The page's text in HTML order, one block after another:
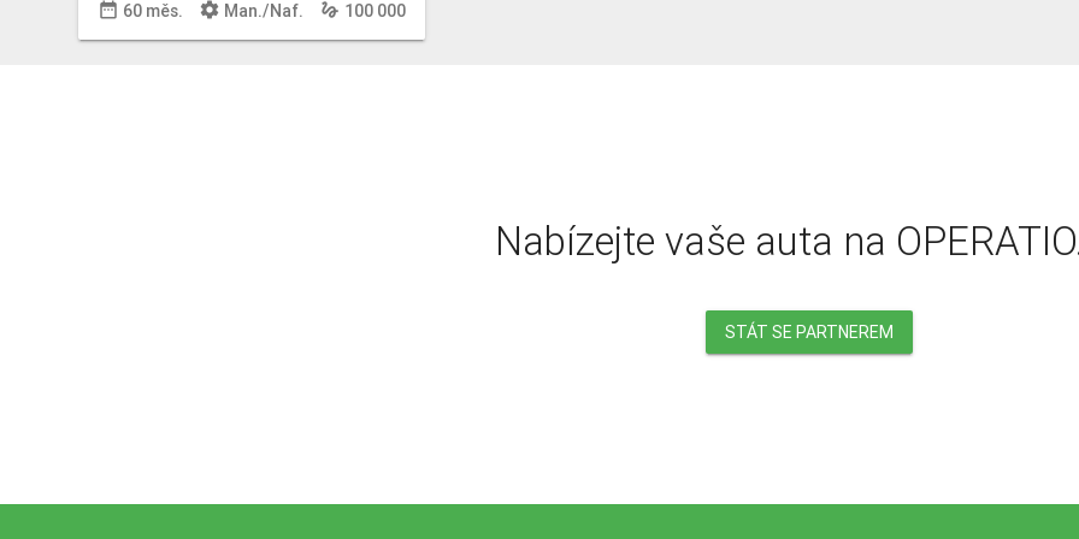
date_range 60 měs. settings Man./Naf. gesture 100 000
Nabízejte vaše auta na
STÁT SE PARTNEREM